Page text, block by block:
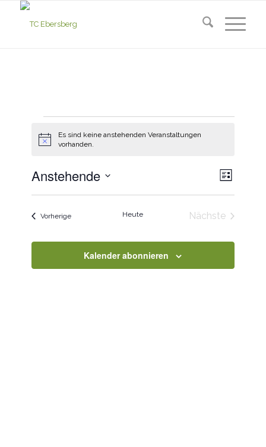
Veranstaltungen
Hinweis
Es sind keine anstehenden Veranstaltungen
vorhanden.
Liste
Anstehende
VorherigeVeranstaltungenHeute
Nächste
Kalender abonnieren